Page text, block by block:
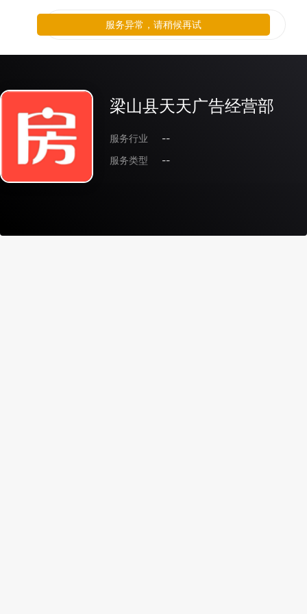
梁山县天天广告经营部
服务行业
--
服务类型
--
服务异常，请稍候再试